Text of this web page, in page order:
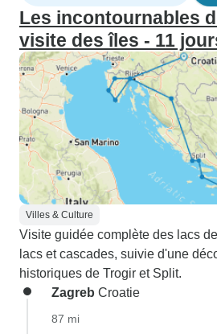
Les incontournables
visite des îles - 11
Villes & Culture
Visite guidée complète des lacs
lacs et cascades, suivie d'une
historiques de Trogir et Split.
Zagreb Croatie
87 mi